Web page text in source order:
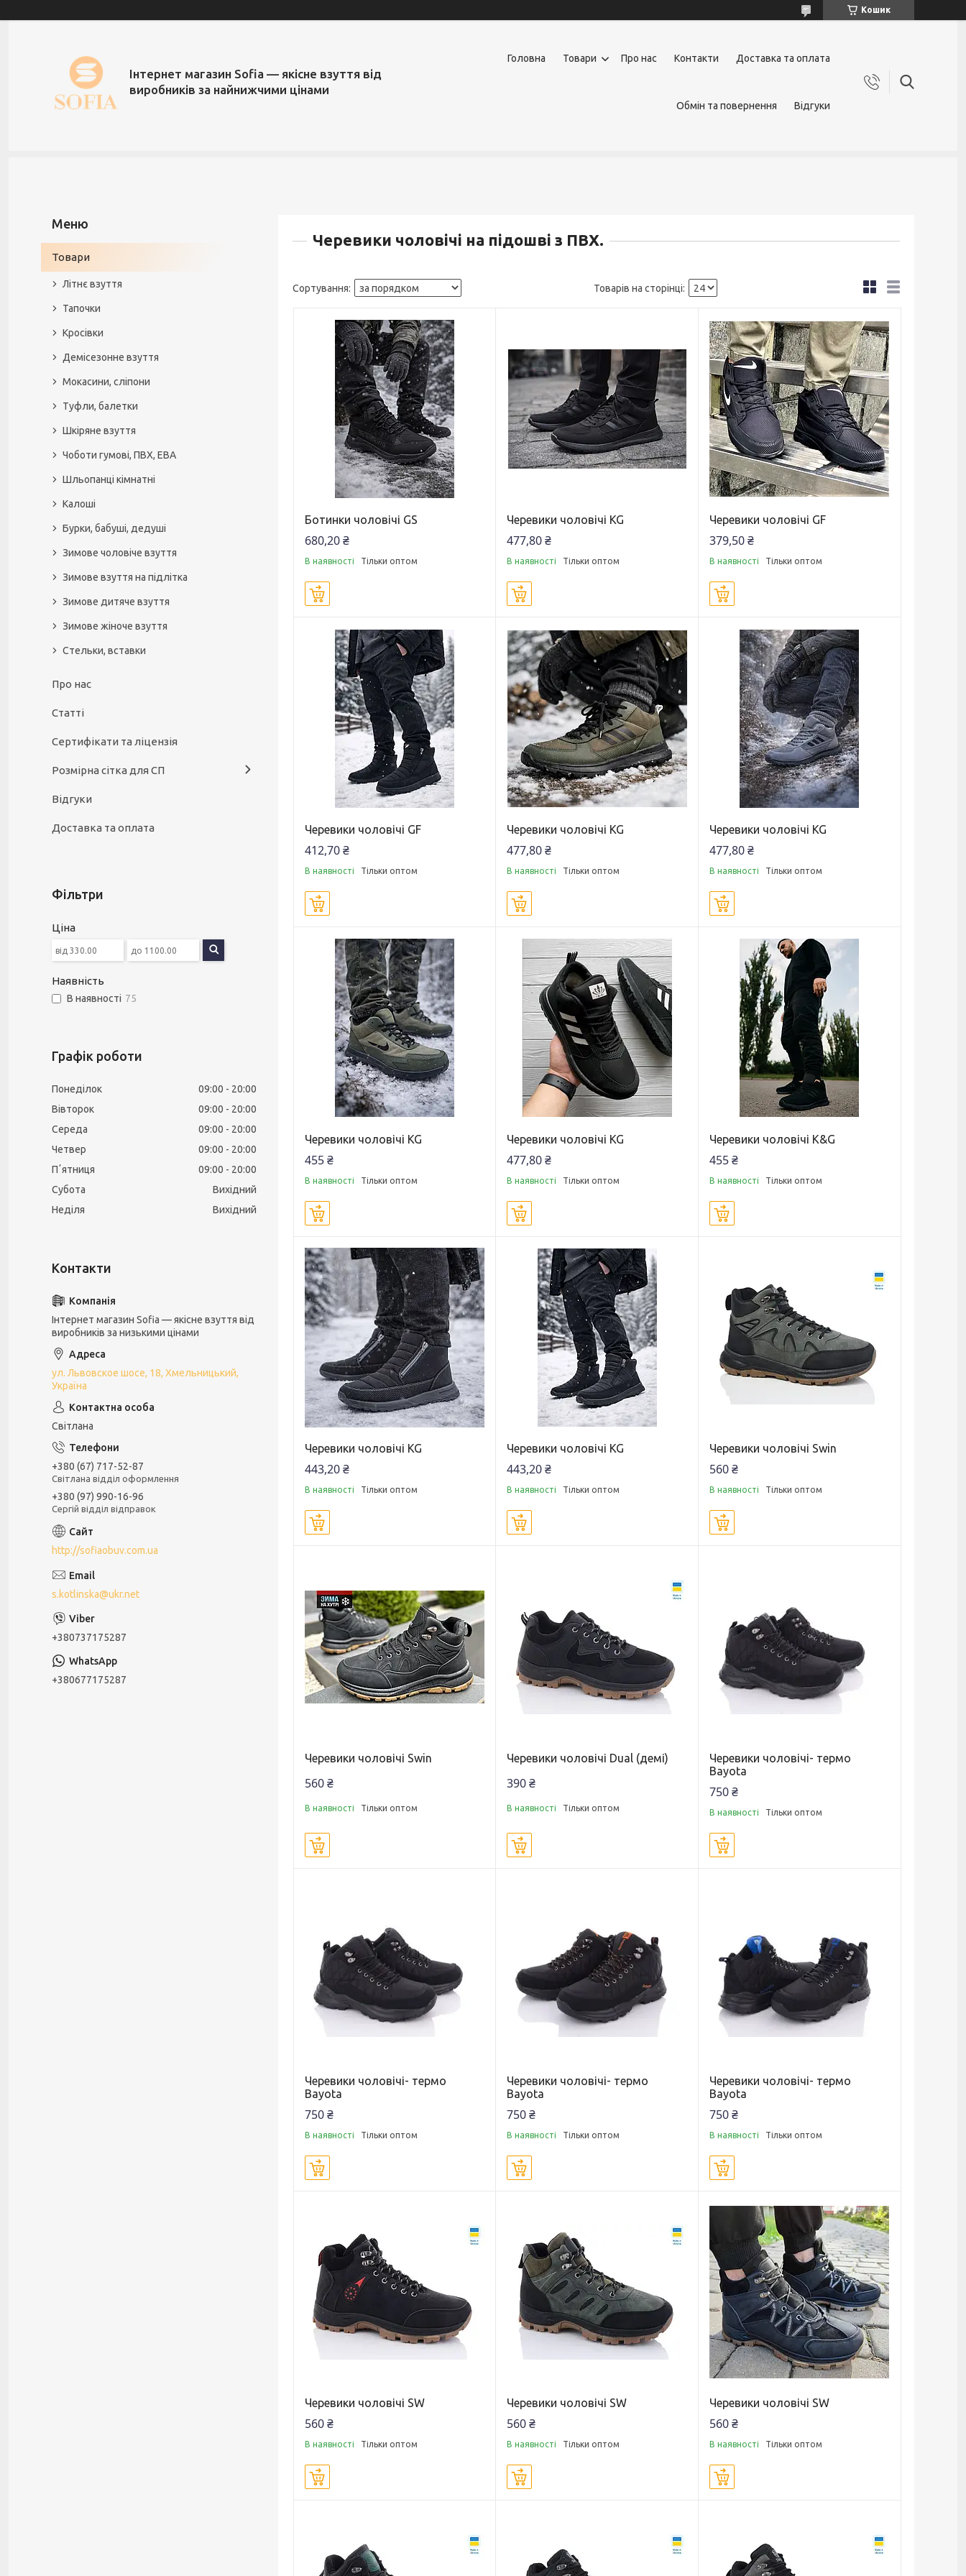
Кошик
Інтернет магазин Sofia — якісне взуття від
виробників за найнижчими цінами
Головна Товари Про нас Контакти Доставка та оплата
Обмін та повернення Відгуки
Черевики чоловічі на підошві з ПВХ.
Ботинки чоловічі GS
680,20 ₴
В наявності Тільки оптом
Черевики чоловічі KG
477,80 ₴
В наявності Тільки оптом
Черевики чоловічі GF
379,50 ₴
В наявності Тільки оптом
Черевики чоловічі GF
412,70 ₴
В наявності Тільки оптом
Черевики чоловічі KG
477,80 ₴
В наявності Тільки оптом
Черевики чоловічі KG
477,80 ₴
В наявності Тільки оптом
Черевики чоловічі KG
455 ₴
В наявності Тільки оптом
Черевики чоловічі KG
477,80 ₴
В наявності Тільки оптом
Черевики чоловічі K&G
455 ₴
В наявності Тільки оптом
Черевики чоловічі KG
443,20 ₴
В наявності Тільки оптом
Черевики чоловічі KG
443,20 ₴
В наявності Тільки оптом
Черевики чоловічі Swin
560 ₴
В наявності Тільки оптом
Черевики чоловічі Swin
560 ₴
В наявності Тільки оптом
Черевики чоловічі Dual (демі)
390 ₴
В наявності Тільки оптом
Черевики чоловічі- термо
Bayota
750 ₴
В наявності Тільки оптом
Черевики чоловічі- термо
Bayota
750 ₴
В наявності Тільки оптом
Черевики чоловічі- термо
Bayota
750 ₴
В наявності Тільки оптом
Черевики чоловічі- термо
Bayota
750 ₴
В наявності Тільки оптом
Черевики чоловічі SW
560 ₴
В наявності Тільки оптом
Черевики чоловічі SW
560 ₴
В наявності Тільки оптом
Черевики чоловічі SW
560 ₴
В наявності Тільки оптом
Товари
Літнє взуття
Тапочки
Кросівки
Демісезонне взуття
Мокасини, сліпони
Туфли, балетки
Шкіряне взуття
Чоботи гумові, ПВХ, ЕВА
Шльопанці кімнатні
Калоші
Бурки, бабуші, дедуші
Зимове чоловіче взуття
Зимове взуття на підлітка
Зимове дитяче взуття
Зимове жіноче взуття
Стельки, вставки
Про нас
Статті
Сертифікати та ліцензія
Розмірна сітка для СП
Відгуки
Доставка та оплата
Фільтри
Ціна
Наявність
В наявності 75
Графік роботи
Понеділок 09:00
20:00
Вівторок
09:00
20:00
Середа
09:00
20:00
Четвер
09:00
20:00
Пʼятниця
09:00
20:00
Субота
Вихідний
Неділя
Вихідний
Інтернет магазин Sofia — якісне взуття від
виробників за низькими цінами
ул. Львовское шосе, 18, Хмельницький,
Україна
Світлана
+380 (67) 717-52-87
Світлана відділ оформлення
+380 (97) 990-16-96
Сергій відділ відправок
http://sofiaobuv.com.ua
s.kotlinska@ukr.net
+380737175287
+380677175287